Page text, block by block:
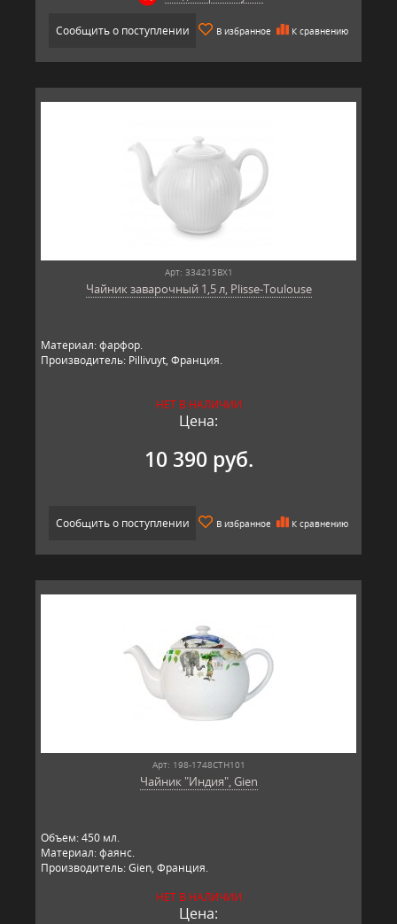
Сообщить о поступлении В избранное К сравнению
Арт: 334215BX1
Чайник заварочный 1,5 л, Plisse-Toulouse
Материал: фарфор.
Производитель: Pillivuyt, Франция.
НЕТ В НАЛИЧИИ
Цена:
10 390 руб.
Сообщить о поступлении В избранное К сравнению
Арт: 198-1748CTH101
Чайник "Индия", Gien
Объем: 450 мл.
Материал: фаянс.
Производитель: Gien, Франция.
НЕТ В НАЛИЧИИ
Цена: